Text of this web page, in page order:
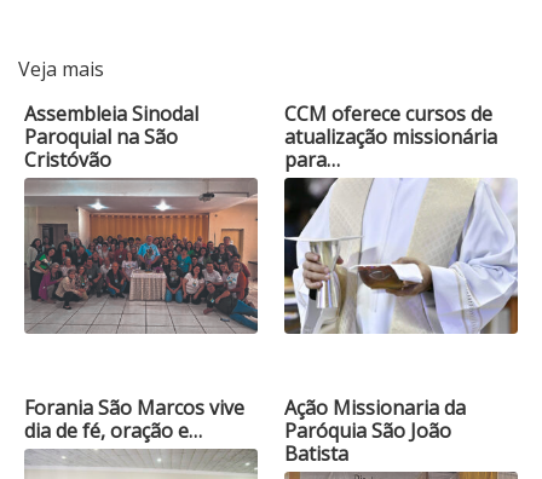
Veja mais
Assembleia Sinodal
Paroquial na São
Cristóvão
CCM oferece cursos de
atualização missionária
para…
Forania São Marcos vive
dia de fé, oração e…
Ação Missionaria da
Paróquia São João
Batista